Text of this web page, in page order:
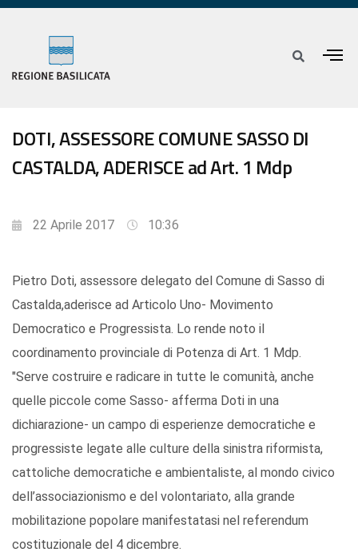
DOTI, ASSESSORE COMUNE SASSO DI
CASTALDA, ADERISCE ad Art. 1 Mdp
22 Aprile 2017 10:36
Pietro Doti, assessore delegato del Comune di Sasso di
Castalda,aderisce ad Articolo Uno- Movimento
Democratico e Progressista. Lo rende noto il
coordinamento provinciale di Potenza di Art. 1 Mdp.
"Serve costruire e radicare in tutte le comunità, anche
quelle piccole come Sasso- afferma Doti in una
dichiarazione- un campo di esperienze democratiche e
progressiste legate alle culture della sinistra riformista,
cattoliche democratiche e ambientaliste, al mondo civico
dell’associazionismo e del volontariato, alla grande
mobilitazione popolare manifestatasi nel referendum
costituzionale del 4 dicembre.